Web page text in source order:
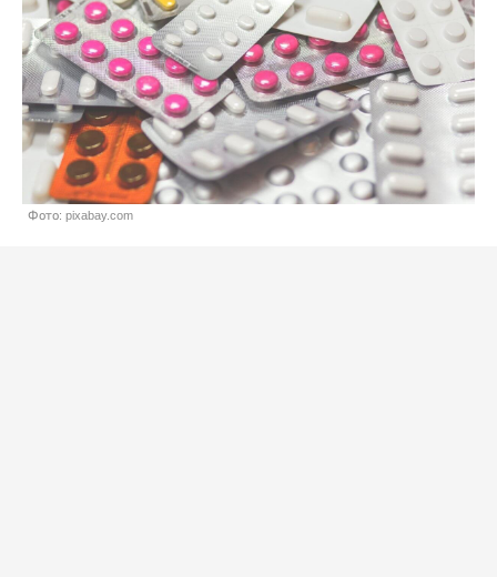
Фото: pixabay.com